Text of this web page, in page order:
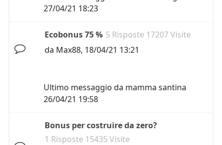
27/04/21 18:23
Ecobonus 75 % 5 Risposte 17207 Visite
da Max88, 18/04/21 13:21
Ultimo messaggio da mamma santina
26/04/21 19:58
Bonus per costruire da zero?
1 Risposte 15435 Visite